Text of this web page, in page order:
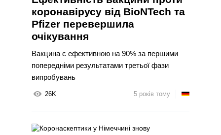
коронавірусу від BioNTech та
Pfizer перевершила
очікування
Вакцина є ефективною на 90% за першими
попередніми результатами третьої фази
випробувань
26K 5 років тому